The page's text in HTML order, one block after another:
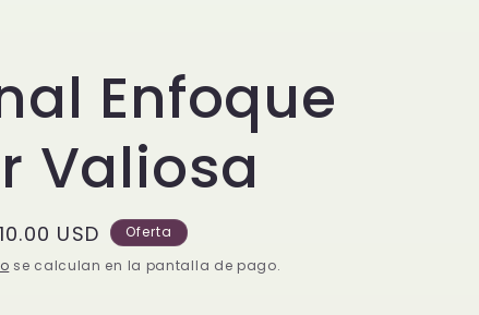
e
g
ó
n
Enfoque
Valiosa
USD
Oferta
se calculan en la pantalla de pago.